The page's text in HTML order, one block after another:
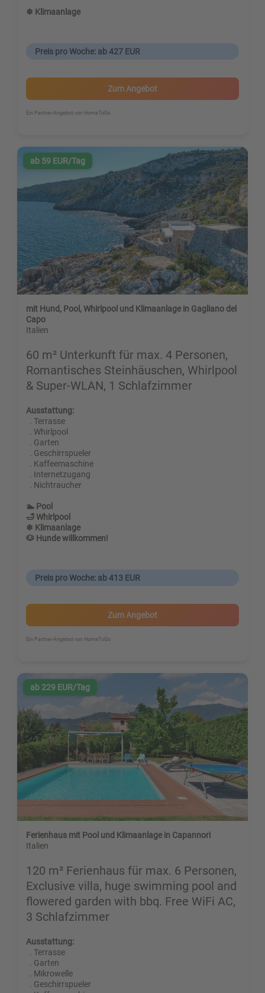
❄ Klimaanlage
Preis pro Woche: ab 427 EUR
Zum Angebot
Ein Partner-Angebot von HomeToGo
ab 59 EUR/Tag
mit Hund, Pool, Whirlpool und Klimaanlage in Gagliano del
Capo
Italien
60 m² Unterkunft für max. 4 Personen,
Romantisches Steinhäuschen, Whirlpool
& Super-WLAN, 1 Schlafzimmer
Ausstattung:
. Terrasse
. Whirlpool
. Garten
. Geschirrspueler
. Kaffeemaschine
. Internetzugang
. Nichtraucher
🏊 Pool
🛁 Whirlpool
❄ Klimaanlage
🐶 Hunde willkommen!
Preis pro Woche: ab 413 EUR
Zum Angebot
Ein Partner-Angebot von HomeToGo
ab 229 EUR/Tag
Ferienhaus mit Pool und Klimaanlage in Capannori
Italien
120 m² Ferienhaus für max. 6 Personen,
Exclusive villa, huge swimming pool and
flowered garden with bbq. Free WiFi AC,
3 Schlafzimmer
Ausstattung:
. Terrasse
. Garten
. Mikrowelle
. Geschirrspueler